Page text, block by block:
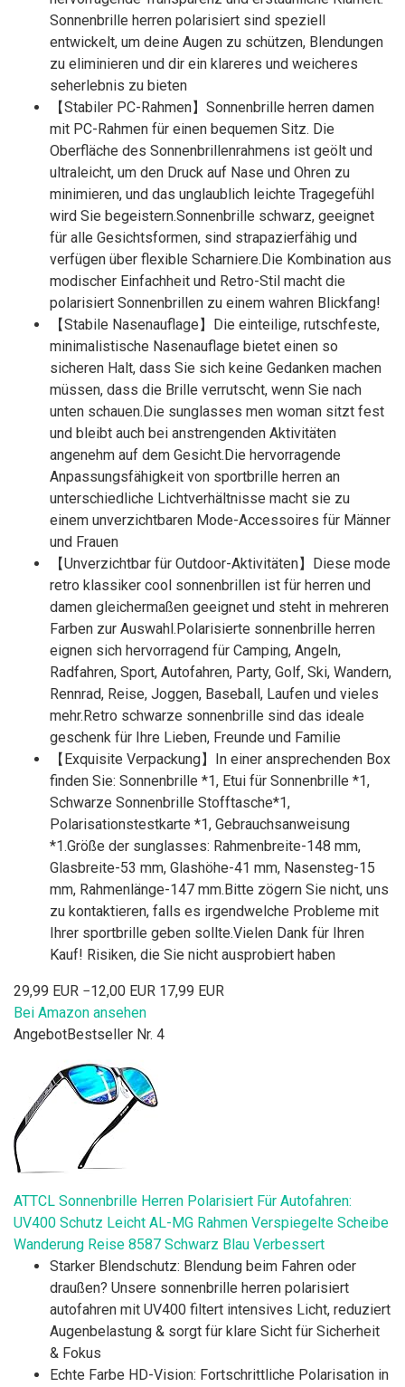
Sonnenbrille herren polarisiert sind speziell
entwickelt, um deine Augen zu schützen, Blendungen
zu eliminieren und dir ein klareres und weicheres
seherlebnis zu bieten
【Stabiler PC-Rahmen】Sonnenbrille herren damen
mit PC-Rahmen für einen bequemen Sitz. Die
Oberfläche des Sonnenbrillenrahmens ist geölt und
ultraleicht, um den Druck auf Nase und Ohren zu
minimieren, und das unglaublich leichte Tragegefühl
wird Sie begeistern.Sonnenbrille schwarz, geeignet
für alle Gesichtsformen, sind strapazierfähig und
verfügen über flexible Scharniere.Die Kombination aus
modischer Einfachheit und Retro-Stil macht die
polarisiert Sonnenbrillen zu einem wahren Blickfang!
【Stabile Nasenauflage】Die einteilige, rutschfeste,
minimalistische Nasenauflage bietet einen so
sicheren Halt, dass Sie sich keine Gedanken machen
müssen, dass die Brille verrutscht, wenn Sie nach
unten schauen.Die sunglasses men woman sitzt fest
und bleibt auch bei anstrengenden Aktivitäten
angenehm auf dem Gesicht.Die hervorragende
Anpassungsfähigkeit von sportbrille herren an
unterschiedliche Lichtverhältnisse macht sie zu
einem unverzichtbaren Mode-Accessoires für Männer
und Frauen
【Unverzichtbar für Outdoor-Aktivitäten】Diese mode
retro klassiker cool sonnenbrillen ist für herren und
damen gleichermaßen geeignet und steht in mehreren
Farben zur Auswahl.Polarisierte sonnenbrille herren
eignen sich hervorragend für Camping, Angeln,
Radfahren, Sport, Autofahren, Party, Golf, Ski, Wandern,
Rennrad, Reise, Joggen, Baseball, Laufen und vieles
mehr.Retro schwarze sonnenbrille sind das ideale
geschenk für Ihre Lieben, Freunde und Familie
【Exquisite Verpackung】In einer ansprechenden Box
finden Sie: Sonnenbrille *1, Etui für Sonnenbrille *1,
Schwarze Sonnenbrille Stofftasche*1,
Polarisationstestkarte *1, Gebrauchsanweisung
*1.Größe der sunglasses: Rahmenbreite-148 mm,
Glasbreite-53 mm, Glashöhe-41 mm, Nasensteg-15
mm, Rahmenlänge-147 mm.Bitte zögern Sie nicht, uns
zu kontaktieren, falls es irgendwelche Probleme mit
Ihrer sportbrille geben sollte.Vielen Dank für Ihren
Kauf! Risiken, die Sie nicht ausprobiert haben
29,99 EUR −12,00 EUR 17,99 EUR
Bei Amazon ansehen
AngebotBestseller Nr. 4
ATTCL Sonnenbrille Herren Polarisiert Für Autofahren:
UV400 Schutz Leicht AL-MG Rahmen Verspiegelte Scheibe
Wanderung Reise 8587 Schwarz Blau Verbessert
Starker Blendschutz: Blendung beim Fahren oder
draußen? Unsere sonnenbrille herren polarisiert
autofahren mit UV400 filtert intensives Licht, reduziert
Augenbelastung & sorgt für klare Sicht für Sicherheit
& Fokus
Echte Farbe HD-Vision: Fortschrittliche Polarisation in